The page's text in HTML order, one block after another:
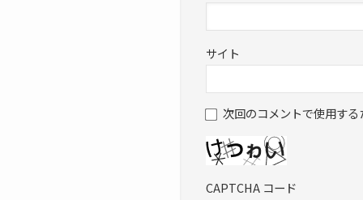
サイト
次回のコメントで使用す
CAPTCHA コード